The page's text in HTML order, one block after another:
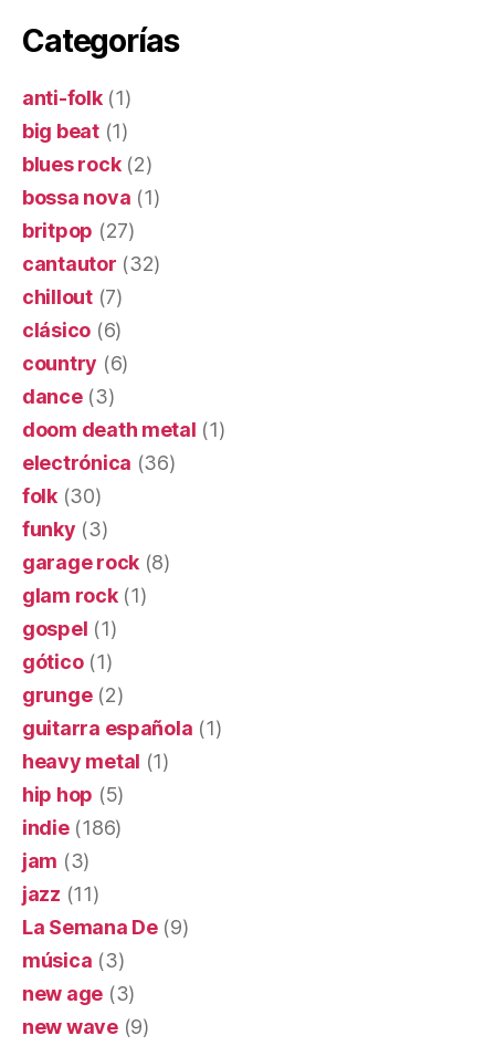
Categorías
anti-folk(1)
big beat(1)
blues rock(2)
bossa nova (1)
britpop (27)
cantautor (32)
chillout(7)
clásico (6)
country (6)
dance(3)
doom death metal (1)
electrónica (36)
folk(30)
funky (3)
garage rock (8)
glam rock(1)
gospel (1)
gótico(1)
grunge(2)
guitarra española (1)
heavy metal (1)
hip hop (5)
indie(186)
jam (3)
jazz (11)
La Semana De(9)
música (3)
new age (3)
new wave(9)